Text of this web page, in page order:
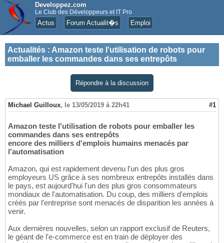
Developpez.com
Le Club des Développeurs et IT Pro
Actus Forum Actualit�s Emploi
Actualités : Amazon teste l'utilisation de robots pour
emballer les commandes dans ses entrepôts
Répondre à la discussion
Michael Guilloux, le 13/05/2019 à 22h41 #1
Amazon teste l'utilisation de robots pour emballer les
commandes dans ses entrepôts
encore des milliers d'emplois humains menacés par
l'automatisation
Amazon, qui est rapidement devenu l'un des plus gros
employeurs US grâce à ses nombreux entrepôts installés dans
le pays, est aujourd'hui l'un des plus gros consommateurs
mondiaux de l'automatisation. Du coup, des milliers d'emplois
créés par l'entreprise sont menacés de disparition les années à
venir.
Aux dernières nouvelles, selon un rapport exclusif de Reuters,
le géant de l'e-commerce est en train de déployer des